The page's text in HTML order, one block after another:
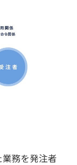
務を発注者